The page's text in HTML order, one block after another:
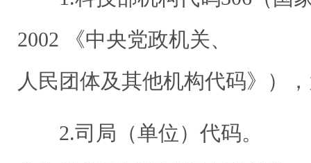
2002 《中央党政机关、
人民团体及其他机构代码》）
2.司局（单位）代码。